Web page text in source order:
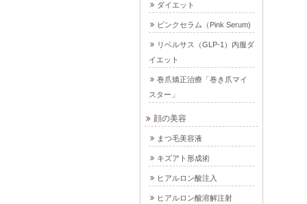
ダイエット
ピンクセラム（Pink Serum)
リベルサス（GLP-1）内服ダ
イエット
巻爪矯正治療「巻き爪マイ
スター」
顔の美容
まつ毛美容液
キズアト形成術
ヒアルロン酸注入
ヒアルロン酸溶解注射